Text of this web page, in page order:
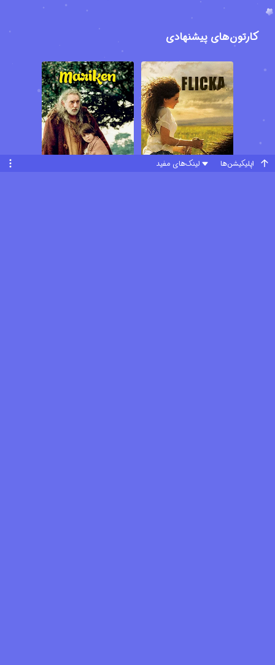
کارتون‌های پیشنهادی
اپلیکیشن‌ها لینک‌های مفید